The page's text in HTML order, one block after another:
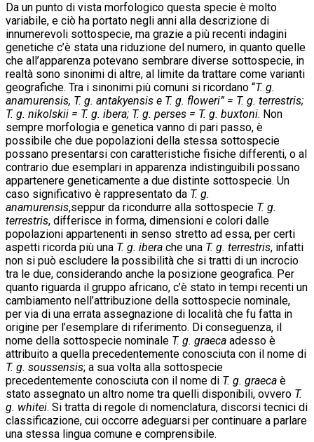
Da un punto di vista morfologico questa specie è molto
variabile, e ciò ha portato negli anni alla descrizione di
innumerevoli sottospecie, ma grazie a più recenti indagini
genetiche c’è stata una riduzione del numero, in quanto quelle
che all’apparenza potevano sembrare diverse sottospecie, in
realtà sono sinonimi di altre, al limite da trattare come varianti
geografiche. Tra i sinonimi più comuni si ricordano “T. g.
anamurensis, T. g. antakyensis e T. g. floweri” = T. g. terrestris;
T. g. nikolskii = T. g. ibera; T. g. perses = T. g. buxtoni. Non
sempre morfologia e genetica vanno di pari passo, è
possibile che due popolazioni della stessa sottospecie
possano presentarsi con caratteristiche fisiche differenti, o al
contrario due esemplari in apparenza indistinguibili possano
appartenere geneticamente a due distinte sottospecie. Un
caso significativo è rappresentato da T. g.
anamurensis,seppur da ricondurre alla sottospecie T. g.
terrestris, differisce in forma, dimensioni e colori dalle
popolazioni appartenenti in senso stretto ad essa, per certi
aspetti ricorda più una T. g. ibera che una T. g. terrestris, infatti
non si può escludere la possibilità che si tratti di un incrocio
tra le due, considerando anche la posizione geografica. Per
quanto riguarda il gruppo africano, c’è stato in tempi recenti un
cambiamento nell’attribuzione della sottospecie nominale,
per via di una errata assegnazione di località che fu fatta in
origine per l’esemplare di riferimento. Di conseguenza, il
nome della sottospecie nominale T. g. graeca adesso è
attribuito a quella precedentemente conosciuta con il nome di
T. g. soussensis; a sua volta alla sottospecie
precedentemente conosciuta con il nome di T. g. graeca è
stato assegnato un altro nome tra quelli disponibili, ovvero T.
g. whitei. Si tratta di regole di nomenclatura, discorsi tecnici di
classificazione, cui occorre adeguarsi per continuare a parlare
una stessa lingua comune e comprensibile.